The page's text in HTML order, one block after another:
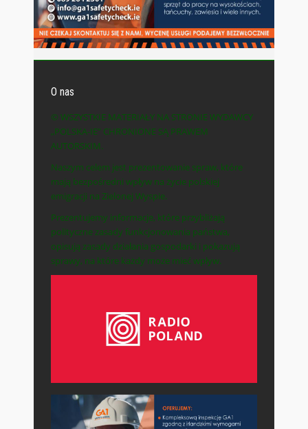
O nas
© WSZYSTKIE MATERIAŁY NA STRONIE WYDAWCY
„POLSKA-IE” CHRONIONE SĄ PRAWEM
AUTORSKIM.
Naszym celem jest prezentowanie spraw, które
mają bezpośredni wpływ na życie polskiej
emigracji na Zielonej Wyspie.
Prezentujemy informacje, które przybliżają
polityczne zasady funkcjonowania państwa,
opisują zasady działania gospodarki i pokazują
sprawy, na które każdy może mieć wpływ.